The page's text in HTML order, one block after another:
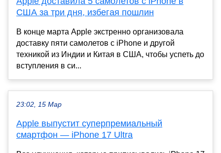
США за три дня, избегая пошлин
В конце марта Apple экстренно организовала
доставку пяти самолетов с iPhone и другой
техникой из Индии и Китая в США, чтобы успеть до
вступления в си...
23:02, 15 Мар
Apple выпустит суперпремиальный
смартфон — iPhone 17 Ultra